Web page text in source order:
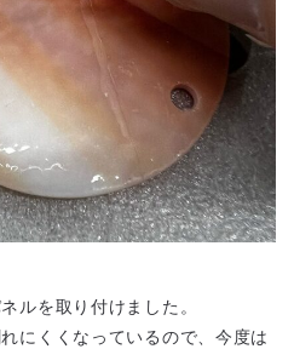
ルを取り付けました。
にくくなっているので、今度は